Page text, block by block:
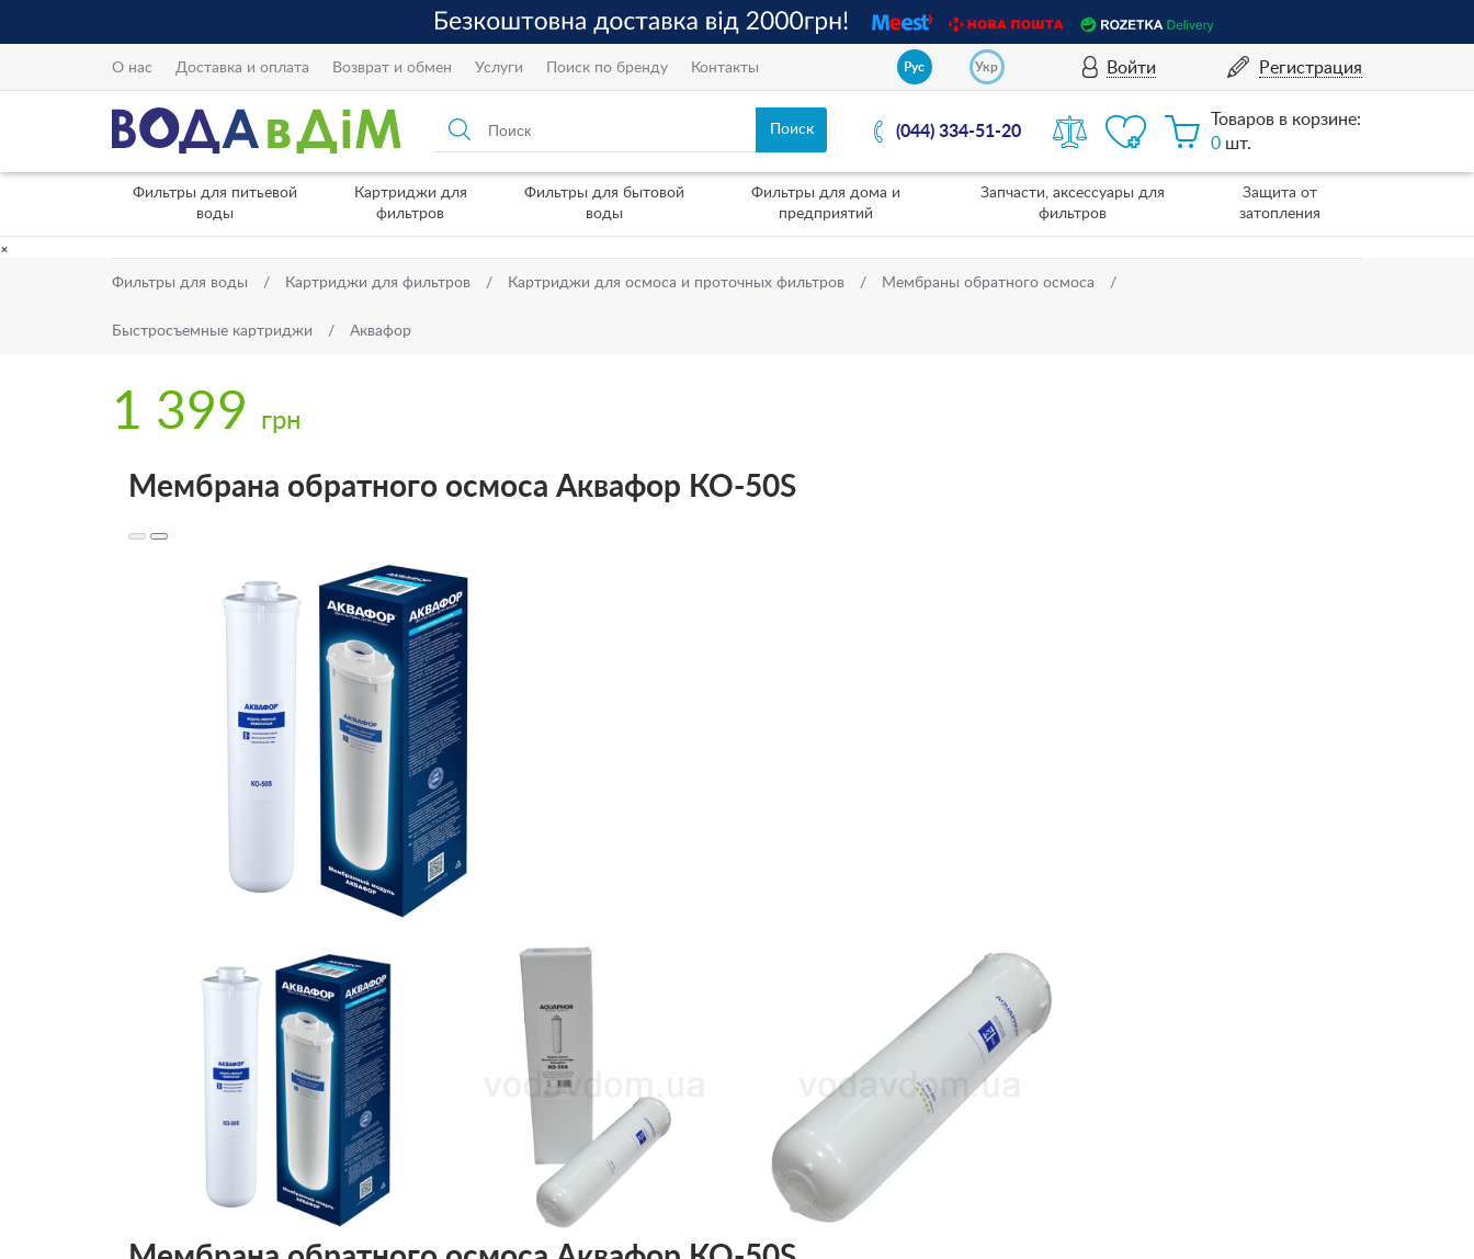
О нас Доставка и оплата Возврат и обмен Услуги Поиск по бренду Контакты Рус Укр Войти Регистрация
(044) 334-51-20
Товаров в корзине:
0 шт.
Фильтры для питьевой
воды
Картриджи для
фильтров
Фильтры для бытовой
воды
Фильтры для дома и
предприятий
Запчасти, аксессуары для
фильтров
Защита от
затопления
×
Фильтры для воды Картриджи для фильтров Картриджи для осмоса и проточных фильтров Мембраны обратного осмоса
Быстросъемные картриджи Аквафор
1 399 грн
Мембрана обратного осмоса Аквафор КО-50S